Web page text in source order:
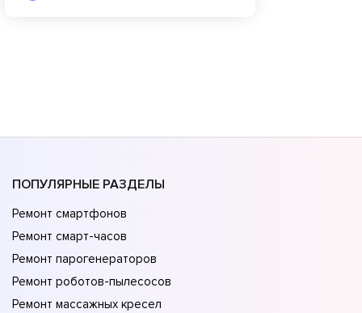
ПОПУЛЯРНЫЕ РАЗДЕЛЫ
Ремонт смартфонов
Ремонт смарт-часов
Ремонт парогенераторов
Ремонт роботов-пылесосов
Ремонт массажных кресел